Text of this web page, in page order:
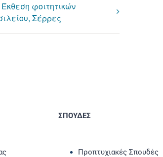
φοιτητικών
Σέρρες
ΣΠΟΥΔΕΣ
Προπτυχιακές Σπουδές